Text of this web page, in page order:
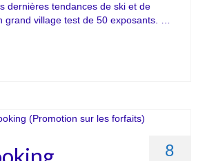
dernières tendances de ski et de
grand village test de 50 exposants. …
8